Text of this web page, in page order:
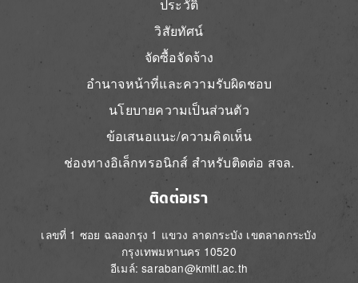
ประวัติ
วิสัยทัศน์
จัดซื้อจัดจ้าง
อำนาจหน้าที่และความรับผิดชอบ
นโยบายความเป็นส่วนตัว
ข้อเสนอแนะ/ความคิดเห็น
ช่องทางอิเล็กทรอนิกส์ สำหรับติดต่อ สจล.
ติดต่อเรา
เลขที่ 1 ซอย ฉลองกรุง 1 แขวง ลาดกระบัง เขตลาดกระบัง
กรุงเทพมหานคร 10520
อีเมล์: saraban@kmitl.ac.th